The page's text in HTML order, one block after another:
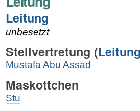
Leitung
unbesetzt
Stellvertretung (Leitung
Mustafa Abu Assad
Maskottchen
Stu